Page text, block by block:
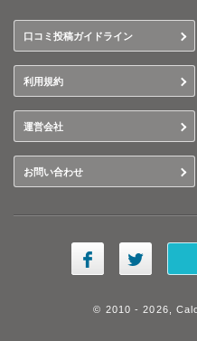
口コミ投稿ガイドライン
利用規約
運営会社
お問い合わせ
© 2010 - 2026,